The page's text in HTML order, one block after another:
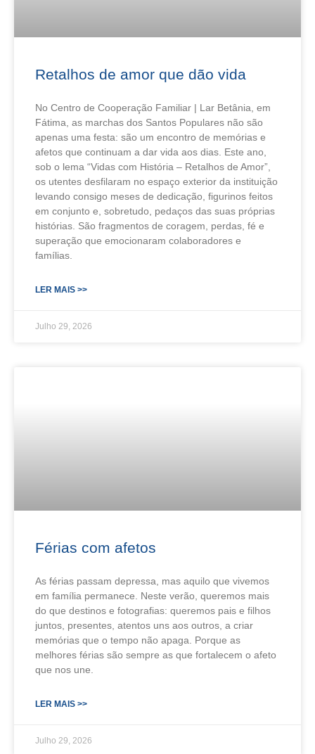
Retalhos de amor que dão vida
No Centro de Cooperação Familiar | Lar Betânia, em
Fátima, as marchas dos Santos Populares não são
apenas uma festa: são um encontro de memórias e
afetos que continuam a dar vida aos dias. Este ano,
sob o lema “Vidas com História – Retalhos de Amor”,
os utentes desfilaram no espaço exterior da instituição
levando consigo meses de dedicação, figurinos feitos
em conjunto e, sobretudo, pedaços das suas próprias
histórias. São fragmentos de coragem, perdas, fé e
superação que emocionaram colaboradores e
famílias.
LER MAIS >>
Julho 29, 2026
Férias com afetos
As férias passam depressa, mas aquilo que vivemos
em família permanece. Neste verão, queremos mais
do que destinos e fotografias: queremos pais e filhos
juntos, presentes, atentos uns aos outros, a criar
memórias que o tempo não apaga. Porque as
melhores férias são sempre as que fortalecem o afeto
que nos une.
LER MAIS >>
Julho 29, 2026